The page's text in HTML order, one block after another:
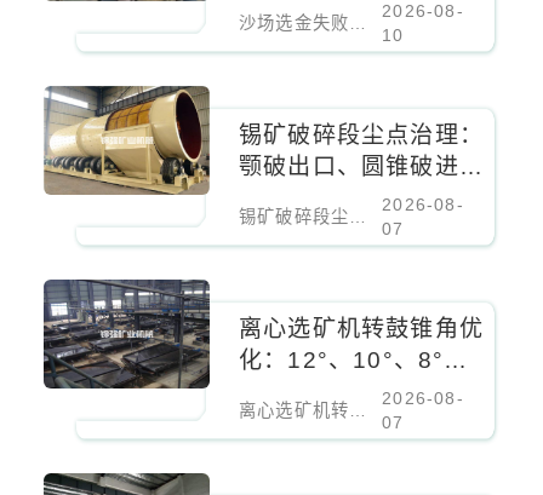
2026-08-
10
锡矿破碎段尘点治理：
颚破出口、圆锥破进料
口、振动筛密闭负压除
尘
2026-08-
07
离心选矿机转鼓锥角优
化：12°、10°、8°对
细粒锡石回收率的影响
2026-08-
07